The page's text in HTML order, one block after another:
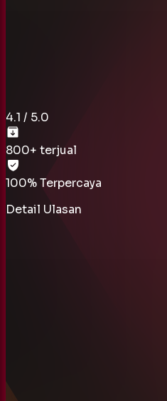
4.1 / 5.0
800+ terjual
100% Terpercaya
Detail Ulasan